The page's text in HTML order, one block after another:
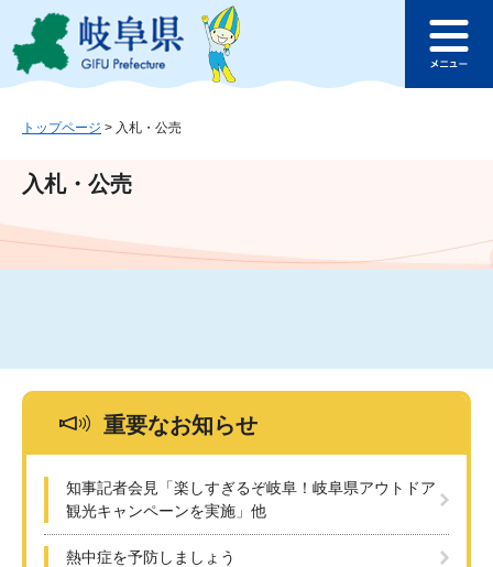
ジ
ュ
文
このページの本文へ
ュ
トップページ > 入札・公売
入札・公売
重要なお知らせ
知事記者会見「楽しすぎるぞ岐阜！岐阜県アウトドア
観光キャンペーンを実施」他
熱中症を予防しましょう